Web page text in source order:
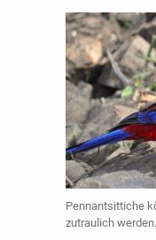
Pennantsittiche
zutraulich werden.